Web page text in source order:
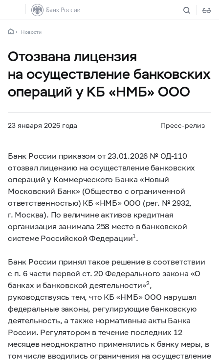
Новости
Отозвана лицензия
на осуществление банковских
операций у КБ «НМБ» ООО
23 января 2026 года Пресс-релиз
Банк России приказом от 23.01.2026 № ОД-110
отозвал лицензию на осуществление банковских
операций у Коммерческого Банка «Новый
Московский Банк» (Общество с ограниченной
ответственностью) КБ «НМБ» ООО (рег. № 2932,
г. Москва). По величине активов кредитная
организация занимала 258 место в банковской
системе Российской Федерации1.
Банк России принял такое решение в соответствии
с п. 6 части первой ст. 20 Федерального закона «О
банках и банковской деятельности»2,
руководствуясь тем, что КБ «НМБ» ООО нарушал
федеральные законы, регулирующие банковскую
деятельность, а также нормативные акты Банка
России. Регулятором в течение последних 12
месяцев неоднократно применялись к банку меры, в
том числе вводились ограничения на осуществление